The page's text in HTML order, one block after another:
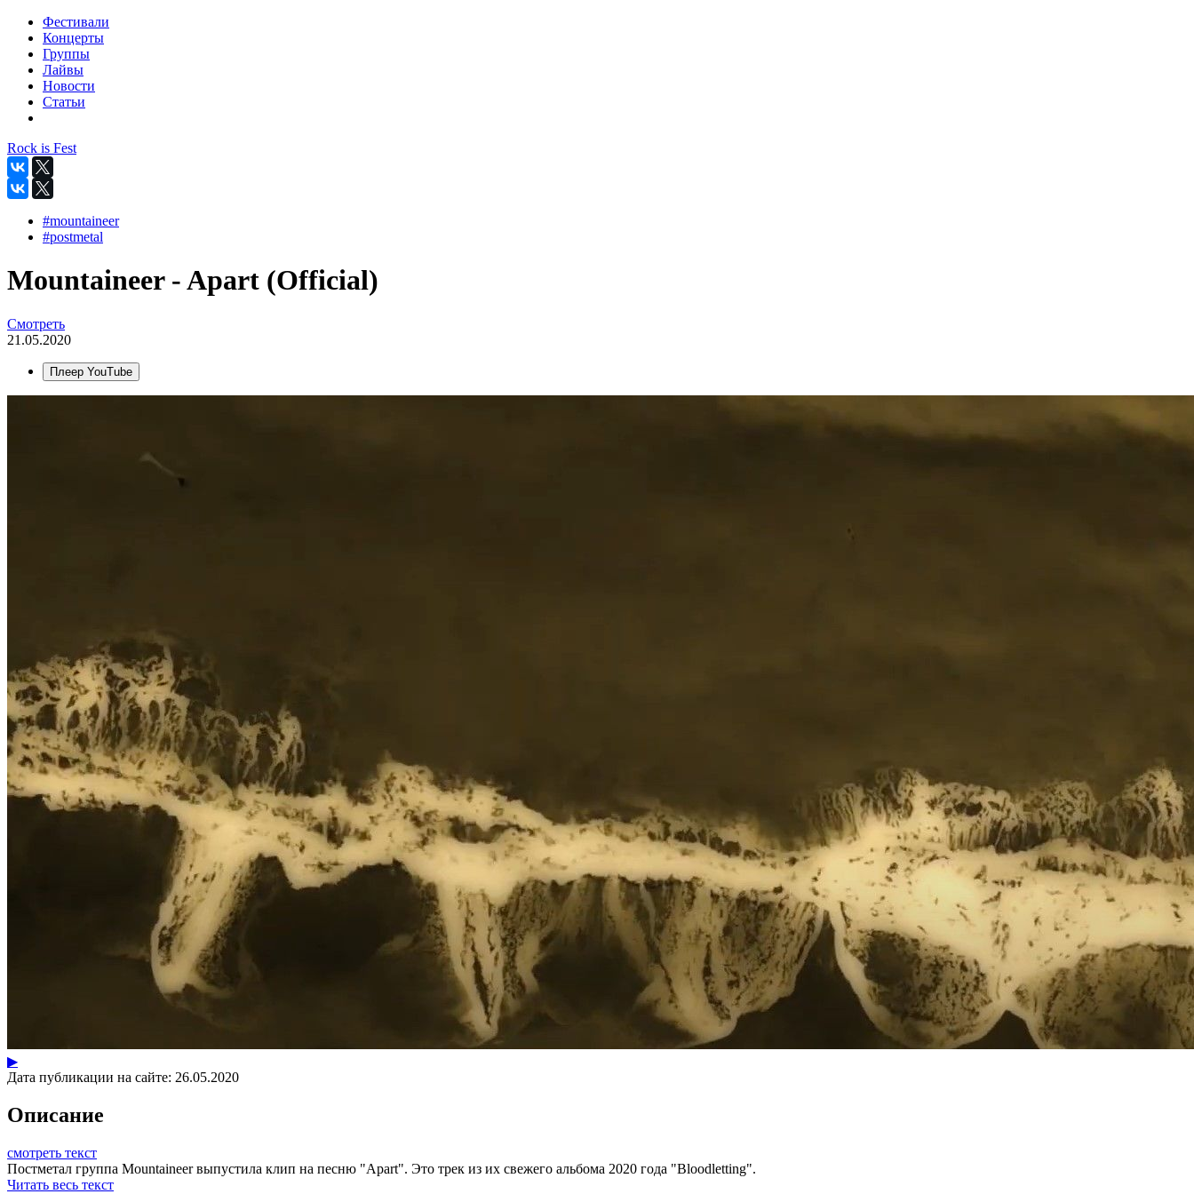
Фестивали
Концерты
Группы
Лайвы
Новости
Статьи
Rock is Fest
#mountaineer
#postmetal
Mountaineer - Apart (Official)
Смотреть
21.05.2020
Плеер YouTube
▶
Дата публикации на сайте: 26.05.2020
Описание
смотреть текст
Постметал группа Mountaineer выпустила клип на песню "Apart". Это трек из их свежего альбома 2020 года "Bloodletting".
Читать весь текст